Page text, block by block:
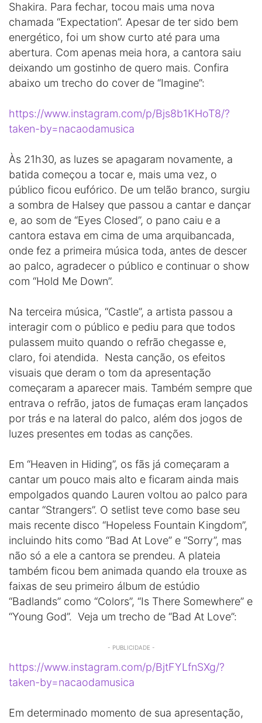
Shakira. Para fechar, tocou mais uma nova
chamada “Expectation”. Apesar de ter sido bem
energético, foi um show curto até para uma
abertura. Com apenas meia hora, a cantora saiu
deixando um gostinho de quero mais. Confira
abaixo um trecho do cover de “Imagine”:
https://www.instagram.com/p/Bjs8b1KHoT8/?
taken-by=nacaodamusica
Às 21h30, as luzes se apagaram novamente, a
batida começou a tocar e, mais uma vez, o
público ficou eufórico. De um telão branco, surgiu
a sombra de Halsey que passou a cantar e dançar
e, ao som de “Eyes Closed”, o pano caiu e a
cantora estava em cima de uma arquibancada,
onde fez a primeira música toda, antes de descer
ao palco, agradecer o público e continuar o show
com “Hold Me Down”.
Na terceira música, “Castle”, a artista passou a
interagir com o público e pediu para que todos
pulassem muito quando o refrão chegasse e,
claro, foi atendida. Nesta canção, os efeitos
visuais que deram o tom da apresentação
começaram a aparecer mais. Também sempre que
entrava o refrão, jatos de fumaças eram lançados
por trás e na lateral do palco, além dos jogos de
luzes presentes em todas as canções.
Em “Heaven in Hiding”, os fãs já começaram a
cantar um pouco mais alto e ficaram ainda mais
empolgados quando Lauren voltou ao palco para
cantar “Strangers”. O setlist teve como base seu
mais recente disco “Hopeless Fountain Kingdom”,
incluindo hits como “Bad At Love” e “Sorry”, mas
não só a ele a cantora se prendeu. A plateia
também ficou bem animada quando ela trouxe as
faixas de seu primeiro álbum de estúdio
“Badlands” como “Colors”, “Is There Somewhere” e
“Young God”. Veja um trecho de “Bad At Love”:
- PUBLICIDADE -
https://www.instagram.com/p/BjtFYLfnSXg/?
taken-by=nacaodamusica
Em determinado momento de sua apresentação,